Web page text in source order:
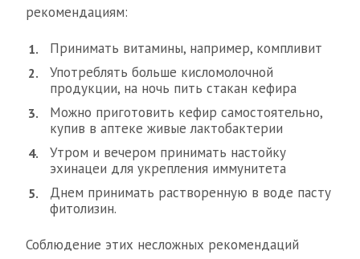
рекомендациям:
Принимать витамины, например, компливит
Употреблять больше кисломолочной
продукции, на ночь пить стакан кефира
Можно приготовить кефир самостоятельно,
купив в аптеке живые лактобактерии
Утром и вечером принимать настойку
эхинацеи для укрепления иммунитета
Днем принимать растворенную в воде пасту
фитолизин.
Соблюдение этих несложных рекомендаций